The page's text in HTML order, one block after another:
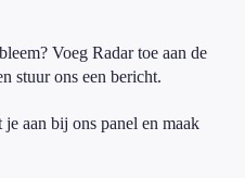
Voeg Radar toe aan de
stuur ons een bericht.
aan bij ons panel en maak